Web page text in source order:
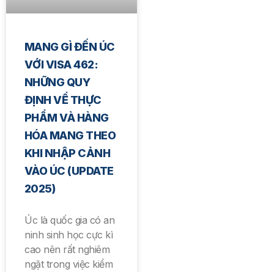
MANG GÌ ĐẾN ÚC
VỚI VISA 462:
NHỮNG QUY
ĐỊNH VỀ THỰC
PHẨM VÀ HÀNG
HÓA MANG THEO
KHI NHẬP CẢNH
VÀO ÚC (UPDATE
2025)
Úc là quốc gia có an
ninh sinh học cực kì
cao nên rất nghiêm
ngặt trong việc kiểm